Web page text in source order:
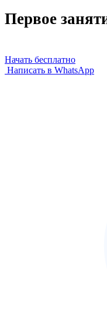
Первое
Начать бесплатно
Написать в WhatsApp